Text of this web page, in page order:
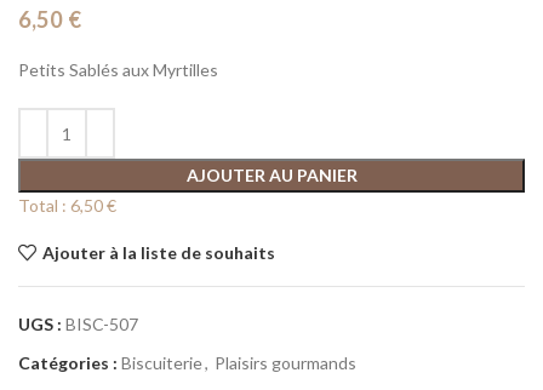
6,50 €
Petits Sablés aux Myrtilles
AJOUTER AU PANIER
Total : 6,50 €
Ajouter à la liste de souhaits
UGS : BISC-507
Catégories : Biscuiterie, Plaisirs gourmands